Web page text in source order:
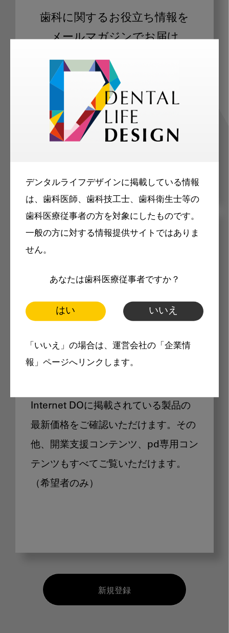
デンタルライフデザインに掲載している情報
は、歯科医師、歯科技工士、歯科衛生士等の
歯科医療従事者の方を対象にしたものです。
一般の方に対する情報提供サイトではありま
せん。
あなたは歯科医療従事者ですか？
はい いいえ
「いいえ」の場合は、運営会社の「企業情
報」ページへリンクします。
歯科に関するお役立ち情報を
メールマガジンでお届け
ご登録いただいた職種（歯科医師、歯
科衛生士、歯科技工士）に合わせた内
容のメールマガジンをお届けします。
メリット
製品価格も閲覧可能
Internet DOに掲載されている製品の
最新価格をご確認いただけます。その
他、開業支援コンテンツ、pd専用コン
テンツもすべてご覧いただけます。
（希望者のみ）
新規登録